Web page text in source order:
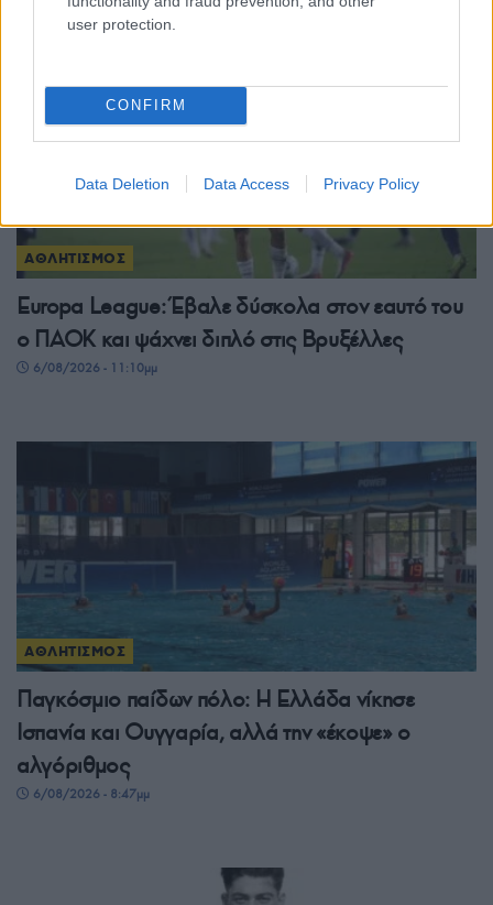
user protection.
CONFIRM
Data Deletion Data Access Privacy Policy
ΑΘΛΗΤΙΣΜΟΣ
Europa League: Έβαλε δύσκολα στον εαυτό του
ο ΠΑΟΚ και ψάχνει διπλό στις Βρυξέλλες
6/08/2026 - 11:10μμ
ΑΘΛΗΤΙΣΜΟΣ
Παγκόσμιο παίδων πόλο: Η Ελλάδα νίκησε
Ισπανία και Ουγγαρία, αλλά την «έκοψε» ο
αλγόριθμος
6/08/2026 - 8:47μμ